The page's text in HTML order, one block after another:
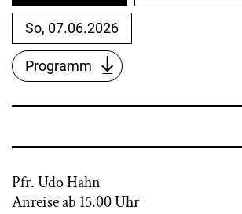
So, 07.06.2026
Programm
Pfr. Udo Hahn
Anreise ab 15.00 Uhr